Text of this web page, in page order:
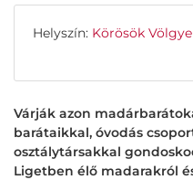
Helyszín: Körösök
Várják azon
barátaikkal, óvodás
osztálytársakkal
Ligetben élő madarakról